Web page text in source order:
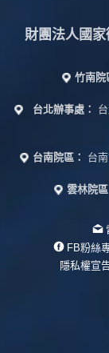
財團法人國
竹南院
台北辦事處：
台南院區：
台
雲林院區
FB粉絲
隱私權宣